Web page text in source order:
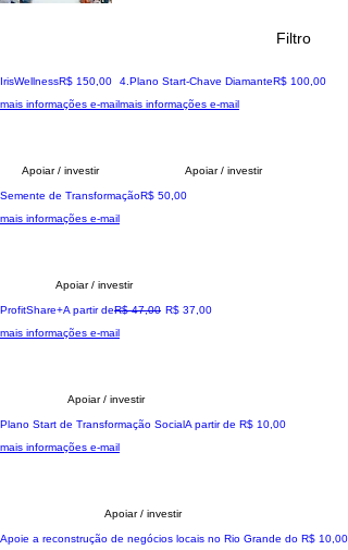
Filtro
A sua jornada de Saúde
IrisWellnessPreço
R$ 150,00
mais informações e-mail
Apoiar / investir
A sua jornada transformadora
4.Plano Start-Chave DiamantePreço
R$ 100,00
mais informações e-mail
Apoiar / investir
Apoio Inicial
Semente de TransformaçãoPreço
R$ 50,00
mais informações e-mail
Apoiar / investir
Exclusivo Participação Lucros
ProfitShare+A partir de
Preço normalR$ 47,00 R$ 37,00
Preço promocional
mais informações e-mail
Apoiar / investir
A sua jornada transformadora
Plano Start de Transformação SocialA partir de R$ 10,00
Preço promocional
mais informações e-mail
Apoiar / investir
SOS RS Negocios locais
Apoie a reconstrução de negócios locais no Rio Grande do Preço
R$ 10,00